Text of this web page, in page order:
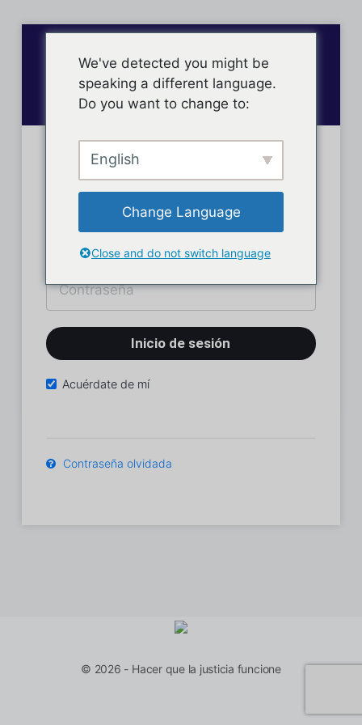
Inicio de sesión
Acuérdate de mí
Contraseña olvidada
© 2026 - Hacer que la justicia funcione
We've detected you might be
speaking a different language.
Do you want to change to:
English
Change Language
Close and do not switch language